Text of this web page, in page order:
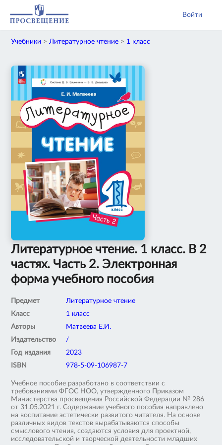
Войти
Учебники >Литературное чтение > 1 класс
Литературное чтение. 1 класс. В 2
частях. Часть 2. Электронная
форма учебного пособия
Предмет
Литературное чтение
Класс
1 класс
Авторы
Матвеева Е.И.
Издательство
/
Год издания
2023
ISBN
978-5-09-106987-7
Учебное пособие разработано в соответствии с
требованиями ФГОС НОО, утвержденного Приказом
Министерства просвещения Российской Федерации № 286
от 31.05.2021 г. Содержание учебного пособия направлено
на воспитание эстетически развитого читателя. На основе
различных видов текстов вырабатываются способы
смыслового чтения, создаются условия для проектной,
исследовательской и творческой деятельности младших